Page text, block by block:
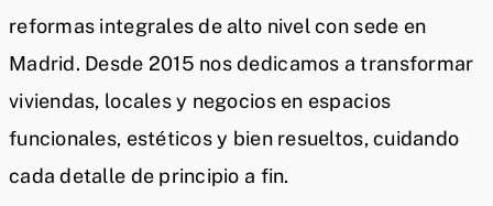
reformas integrales de alto nivel con sede en
Madrid. Desde 2015 nos dedicamos a transformar
viviendas, locales y negocios en espacios
funcionales, estéticos y bien resueltos, cuidando
cada detalle de principio a fin.